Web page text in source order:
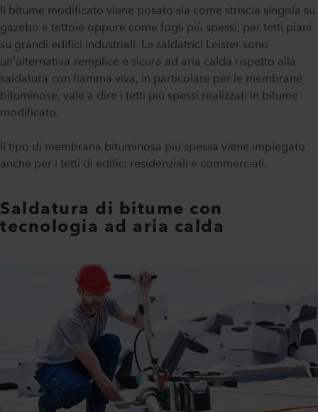
Il bitume modificato viene posato sia come striscia singola su
gazebo e tettoie oppure come fogli più spessi, per tetti piani
su grandi edifici industriali. Le saldatrici Leister sono
un’alternativa semplice e sicura ad aria calda rispetto alla
saldatura con fiamma viva, in particolare per le membrane
bituminose, vale a dire i tetti più spessi realizzati in bitume
modificato.
Il tipo di membrana bituminosa più spessa viene impiegato
anche per i tetti di edifici residenziali e commerciali.
Saldatura di bitume con
tecnologia ad aria calda